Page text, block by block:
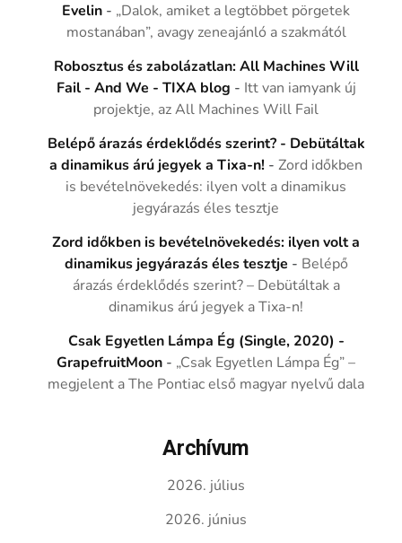
Evelin - „Dalok, amiket a legtöbbet pörgetek
mostanában”, avagy zeneajánló a szakmától
Robosztus és zabolázatlan: All Machines Will
Fail - And We - TIXA blog - Itt van iamyank új
projektje, az All Machines Will Fail
Belépő árazás érdeklődés szerint? - Debütáltak
a dinamikus árú jegyek a Tixa-n! -Zord időkben
is bevételnövekedés: ilyen volt a dinamikus
jegyárazás éles tesztje
Zord időkben is bevételnövekedés: ilyen volt a
dinamikus jegyárazás éles tesztje - Belépő
árazás érdeklődés szerint? – Debütáltak a
dinamikus árú jegyek a Tixa-n!
Csak Egyetlen Lámpa Ég (Single, 2020) -
GrapefruitMoon - „Csak Egyetlen Lámpa Ég” –
megjelent a The Pontiac első magyar nyelvű dala
Archívum
2026. július
2026. június